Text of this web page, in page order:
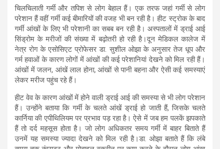
चिलचिलाती गर्मी और तपिश से लोग बेहाल हैं। एक तरफ जहां गर्मी से लोग
परेशान हैं वहीं गर्मी कई बीमारियों की वजह भी बन रही है। हीट स्ट्रोक के बाद
गर्मी आंखों के लिए भी परेशानी का सबब बन रही है। अस्पतालों में ड्राई आई
सिंड्रोम के मरीजों की संख्या में बढ़ोतरी हो रही है।दून मेडिकल कालेज में
नेत्र रोग के एसोसिएट प्रोफेसर डा. सुशील ओझा के अनुसार तेज धूप और
गर्म हवाओं के कारण लोगों में आंखों की कई परेशानियां देखने को मिल रही हैं।
आंखों में जलन, आंखें लाल होना, आंखों से पानी बहना और ऐसी कई समस्याएं
लेकर मरीज पहुंच रहे हैं।
हीट वेव के कारण आंखों में होने वाली ड्राई आई की समस्या से भी लोग परेशान
हैं। उन्होंने बताया कि गर्मी के चलते आंखें ड्राई हो जाती हैं, जिसके चलते
कार्निया की एपीथिलियम पर प्रभाव पड़ रहा है। ऐसे में जब हम पलकें झपकाते
हैं तो दर्द महसूस होता है। जो लोग अधिकतर समय गर्मी में बाहर बिताते हैं
उनमें यह समस्या ज्यादा देखने को मिल रही है।डा. ओझा बताते हैं कि लंबे